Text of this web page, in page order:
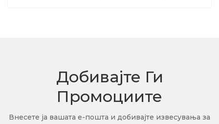
Добивајте Ги
Промоциите
Внесете ја вашата е-пошта и добивајте извесувања за